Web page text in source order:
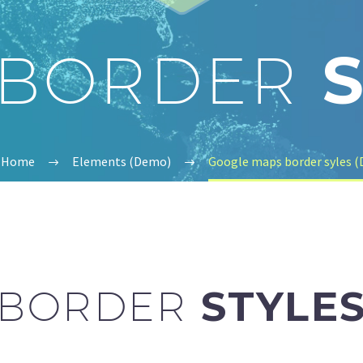
Home Elements (Demo) Google maps border syles